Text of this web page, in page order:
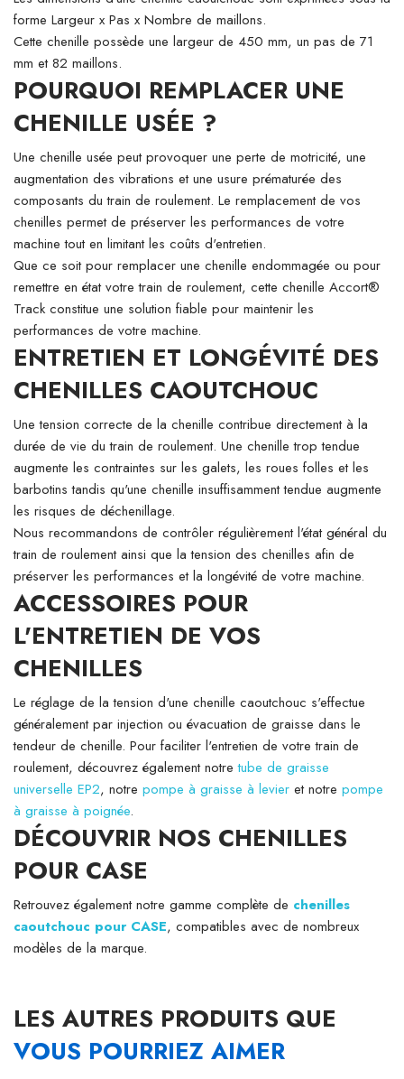
forme Largeur x Pas x Nombre de maillons.
Cette chenille possède une largeur de 450 mm, un pas de 71
mm et 82 maillons.
POURQUOI REMPLACER UNE
CHENILLE USÉE ?
Une chenille usée peut provoquer une perte de motricité, une
augmentation des vibrations et une usure prématurée des
composants du train de roulement. Le remplacement de vos
chenilles permet de préserver les performances de votre
machine tout en limitant les coûts d'entretien.
Que ce soit pour remplacer une chenille endommagée ou pour
remettre en état votre train de roulement, cette chenille Accort®
Track constitue une solution fiable pour maintenir les
performances de votre machine.
ENTRETIEN ET LONGÉVITÉ DES
CHENILLES CAOUTCHOUC
Une tension correcte de la chenille contribue directement à la
durée de vie du train de roulement. Une chenille trop tendue
augmente les contraintes sur les galets, les roues folles et les
barbotins tandis qu'une chenille insuffisamment tendue augmente
les risques de déchenillage.
Nous recommandons de contrôler régulièrement l'état général du
train de roulement ainsi que la tension des chenilles afin de
préserver les performances et la longévité de votre machine.
ACCESSOIRES POUR
L'ENTRETIEN DE VOS
CHENILLES
Le réglage de la tension d'une chenille caoutchouc s'effectue
généralement par injection ou évacuation de graisse dans le
tendeur de chenille. Pour faciliter l'entretien de votre train de
roulement, découvrez également notretube de graisse
universelle EP2, notre pompe à graisse à levier et notre pompe
à graisse à poignée.
DÉCOUVRIR NOS CHENILLES
POUR CASE
Retrouvez également notre gamme complète de chenilles
caoutchouc pour CASE, compatibles avec de nombreux
modèles de la marque.
LES AUTRES PRODUITS QUE
VOUS POURRIEZ AIMER